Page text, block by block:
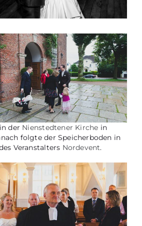
der Nienstedtener Kirche in
folgte der Speicherboden in
Veranstalters Nordevent.